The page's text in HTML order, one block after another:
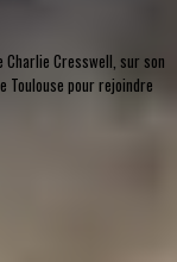
Charlie Cresswell, sur son
Toulouse pour rejoindre